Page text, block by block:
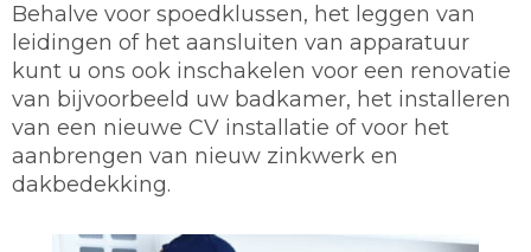
Behalve voor spoedklussen, het leggen van
leidingen of het aansluiten van apparatuur
kunt u ons ook inschakelen voor een renovatie
van bijvoorbeeld uw badkamer, het installeren
van een nieuwe CV installatie of voor het
aanbrengen van nieuw zinkwerk en
dakbedekking.